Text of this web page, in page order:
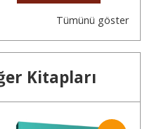
Tümünü göster
Kitapları